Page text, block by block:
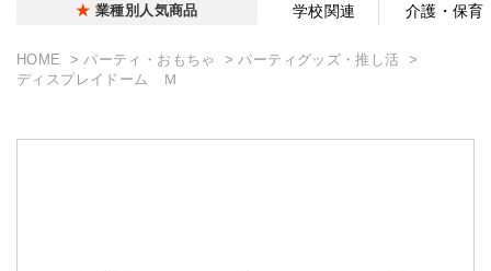
業種別人気商品 学校関連 介護・保育
HOME パーティ・おもちゃ
パーティグッズ・推し活
ディスプレイドーム Ｍ